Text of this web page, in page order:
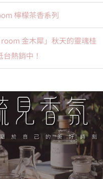
檸檬茶香系列
room 金木犀」秋天的靈魂桂
台熱銷中！